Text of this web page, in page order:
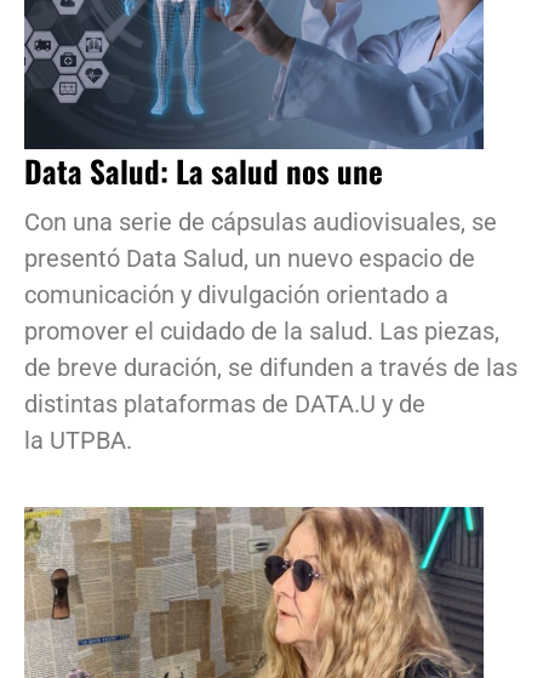
Data Salud: La salud nos une
Con una serie de cápsulas audiovisuales, se
presentó Data Salud, un nuevo espacio de
comunicación y divulgación orientado a
promover el cuidado de la salud. Las piezas,
de breve duración, se difunden a través de las
distintas plataformas de DATA.U y de
la UTPBA.